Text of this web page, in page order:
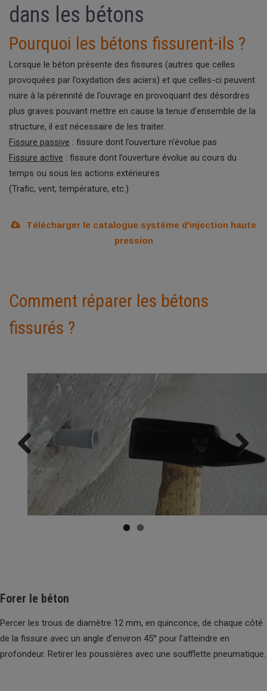
dans les bétons
Pourquoi les bétons fissurent-ils ?
Lorsque le béton présente des fissures (autres que celles
provoquées par l’oxydation des aciers) et que celles-ci peuvent
nuire à la pérennité de l’ouvrage en provoquant des désordres
plus graves pouvant mettre en cause la tenue d’ensemble de la
structure, il est nécessaire de les traiter.
Fissure passive : fissure dont l’ouverture n’évolue pas
Fissure active : fissure dont l’ouverture évolue au cours du
temps ou sous les actions extérieures
(Trafic, vent, température, etc.)
Télécharger le catalogue système d'injection haute
pression
Comment réparer les bétons
fissurés ?
Next
Forer le béton
Percer les trous de diamètre 12 mm, en quinconce, de chaque côté
de la fissure avec un angle d’environ 45° pour l’atteindre en
profondeur. Retirer les poussières avec une soufflette pneumatique.